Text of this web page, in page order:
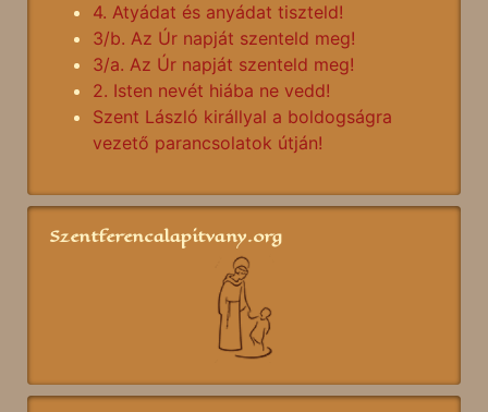
4. Atyádat és anyádat tiszteld!
3/b. Az Úr napját szenteld meg!
3/a. Az Úr napját szenteld meg!
2. Isten nevét hiába ne vedd!
Szent László királlyal a boldogságra
vezető parancsolatok útján!
Szentferencalapitvany.org